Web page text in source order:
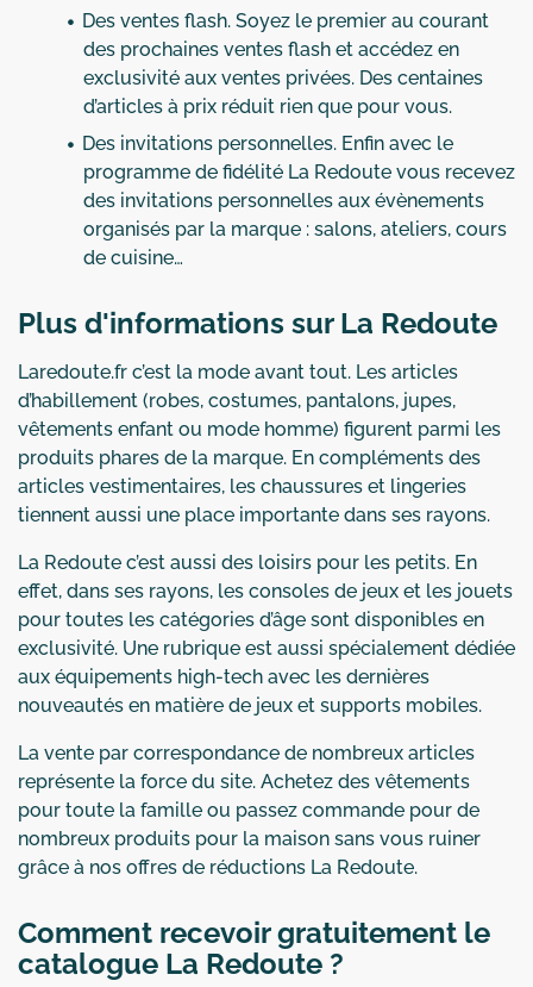
Des ventes flash. Soyez le premier au courant
des prochaines ventes flash et accédez en
exclusivité aux ventes privées. Des centaines
d’articles à prix réduit rien que pour vous.
Des invitations personnelles. Enfin avec le
programme de fidélité La Redoute vous recevez
des invitations personnelles aux évènements
organisés par la marque : salons, ateliers, cours
de cuisine…
Plus d'informations sur La Redoute
Laredoute.fr c’est la mode avant tout. Les articles
d’habillement (robes, costumes, pantalons, jupes,
vêtements enfant ou mode homme) figurent parmi les
produits phares de la marque. En compléments des
articles vestimentaires, les chaussures et lingeries
tiennent aussi une place importante dans ses rayons.
La Redoute c’est aussi des loisirs pour les petits. En
effet, dans ses rayons, les consoles de jeux et les jouets
pour toutes les catégories d’âge sont disponibles en
exclusivité. Une rubrique est aussi spécialement dédiée
aux équipements high-tech avec les dernières
nouveautés en matière de jeux et supports mobiles.
La vente par correspondance de nombreux articles
représente la force du site. Achetez des vêtements
pour toute la famille ou passez commande pour de
nombreux produits pour la maison sans vous ruiner
grâce à nos offres de réductions La Redoute.
Comment recevoir gratuitement le
catalogue La Redoute ?